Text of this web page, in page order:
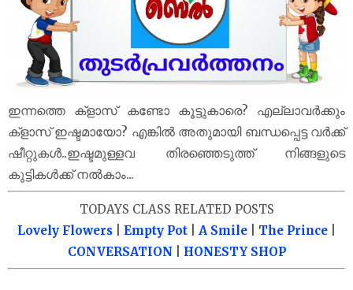
ഇന്നത്തെ ക്‌ളാസ് കണ്ടോ കൂട്ടുകാരെ? എല്ലാവർക്കും
ക്‌ളാസ് ഇഷ്ടമായോ? എങ്കിൽ അതുമായി ബന്ധപ്പെട്ട വർക്ക്
ഷീറ്റുകൾ..ഇഷ്ടമുള്ളവ തിരഞ്ഞെടുത്ത് നിങ്ങളുടെ
കുട്ടികൾക്ക് നൽകാം...
TODAYS CLASS RELATED POSTS
Lovely Flowers
Empty Pot A Smile The Prince
CONVERSATION
HONESTY SHOP